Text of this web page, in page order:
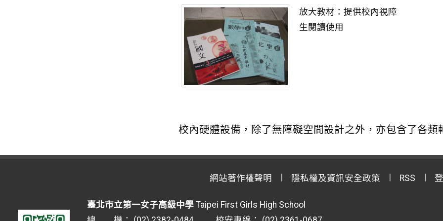
放大教材：提供校內視障
生閱讀使用
校內硬體設備，除了無障礙空間設計之外，亦包含了各類
網站著作權聲明 隱私權及資訊安全政策 RSS
臺北市立第一女子高級中學 Taipei First Girls High School